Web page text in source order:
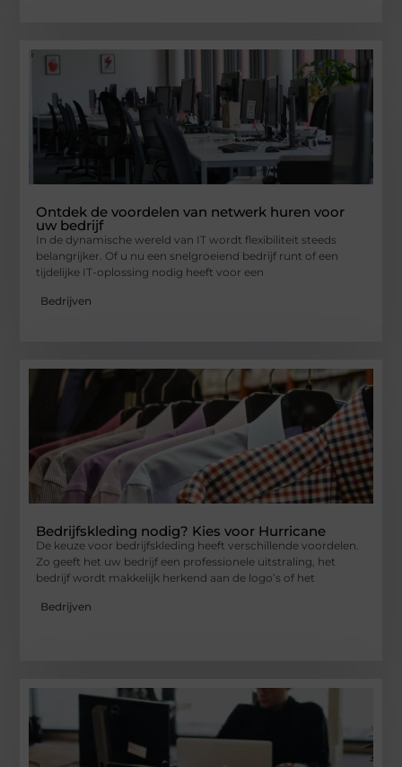
Ontdek de voordelen van netwerk huren voor
uw bedrijf
In de dynamische wereld van IT wordt flexibiliteit steeds
belangrijker. Of u nu een snelgroeiend bedrijf runt of een
tijdelijke IT-oplossing nodig heeft voor een
Bedrijven
Bedrijfskleding nodig? Kies voor Hurricane
De keuze voor bedrijfskleding heeft verschillende voordelen.
Zo geeft het uw bedrijf een professionele uitstraling, het
bedrijf wordt makkelijk herkend aan de logo’s of het
Bedrijven